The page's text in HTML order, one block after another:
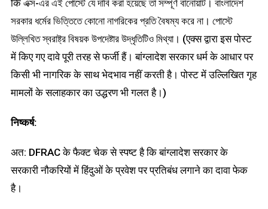
कि এক্স-এর এই পোস্টে যে দাবি করা হয়েছে তা সম্পূর্ণ বানোয়াট। বাংলাদেশ
সরকার ধর্মের ভিত্তিতে কোনো নাগরিকের প্রতি বৈষম্য করে না। পোস্টে
উল্লিখিত স্বরাষ্ট্র বিষয়ক উপদেষ্টার উদ্ধৃতিটিও মিথ্যা। (एक्स द्वारा इस पोस्ट
में किए गए दावे पूरी तरह से फर्जी हैं। बांग्लादेश सरकार धर्म के आधार पर
किसी भी नागरिक के साथ भेदभाव नहीं करती है। पोस्ट में उल्लिखित गृह
मामलों के सलाहकार का उद्धरण भी गलत है।)
निष्कर्ष:
अत: DFRAC के फैक्ट चेक से स्पष्ट है कि बांग्लादेश सरकार के
सरकारी नौकरियों में हिंदुओं के प्रवेश पर प्रतिबंध लगाने का दावा फेक
है।